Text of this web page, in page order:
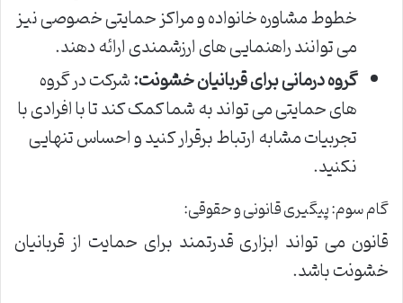
خطوط مشاوره خانواده و مراکز حمایتی خصوصی نیز
می توانند راهنمایی های ارزشمندی ارائه دهند.
گروه درمانی برای قربانیان خشونت:شرکت در گروه
های حمایتی می تواند به شما کمک کند تا با افرادی با
تجربیات مشابه ارتباط برقرار کنید و احساس تنهایی
نکنید.
گام سوم: پیگیری قانونی و حقوقی:
قانون می تواند ابزاری قدرتمند برای حمایت از قربانیان
خشونت باشد.